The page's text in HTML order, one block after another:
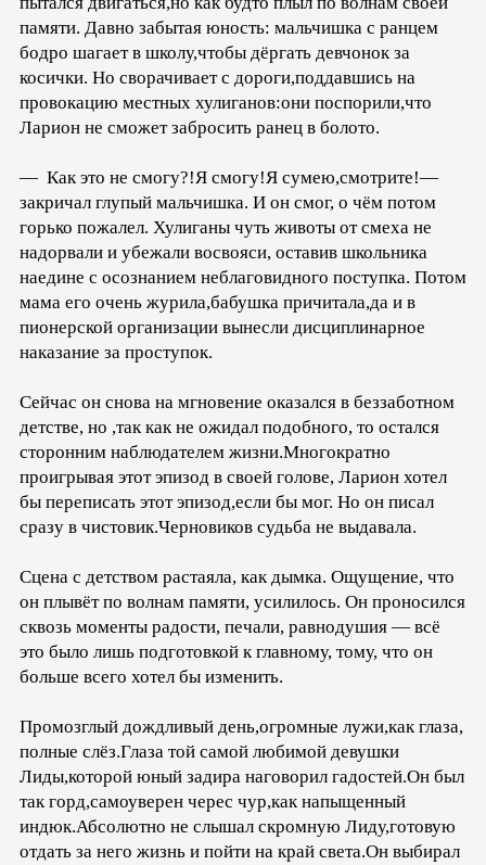
памяти. Давно забытая юность: мальчишка с ранцем
бодро шагает в школу,чтобы дёргать девчонок за
косички. Но сворачивает с дороги,поддавшись на
провокацию местных хулиганов:они поспорили,что
Ларион не сможет забросить ранец в болото.
— Как это не смогу?!Я смогу!Я сумею,смотрите!—
закричал глупый мальчишка. И он смог, о чём потом
горько пожалел. Хулиганы чуть животы от смеха не
надорвали и убежали восвояси, оставив школьника
наедине с осознанием неблаговидного поступка. Потом
мама его очень журила,бабушка причитала,да и в
пионерской организации вынесли дисциплинарное
наказание за проступок.
Сейчас он снова на мгновение оказался в беззаботном
детстве, но ,так как не ожидал подобного, то остался
сторонним наблюдателем жизни.Многократно
проигрывая этот эпизод в своей голове, Ларион хотел
бы переписать этот эпизод,если бы мог. Но он писал
сразу в чистовик.Черновиков судьба не выдавала.
Сцена с детством растаяла, как дымка. Ощущение, что
он плывёт по волнам памяти, усилилось. Он проносился
сквозь моменты радости, печали, равнодушия — всё
это было лишь подготовкой к главному, тому, что он
больше всего хотел бы изменить.
Промозглый дождливый день,огромные лужи,как глаза,
полные слёз.Глаза той самой любимой девушки
Лиды,которой юный задира наговорил гадостей.Он был
так горд,самоуверен черес чур,как напыщенный
индюк.Абсолютно не слышал скромную Лиду,готовую
отдать за него жизнь и пойти на край света.Он выбирал